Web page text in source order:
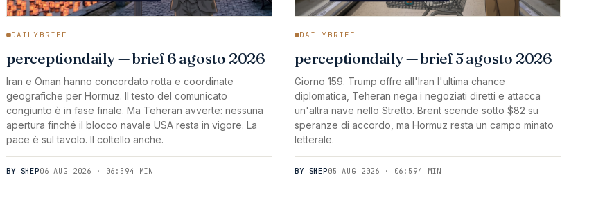
DAILYBRIEF
perceptiondaily — brief 6 agosto 2026
Iran e Oman hanno concordato rotta e coordinate
geografiche per Hormuz. Il testo del comunicato
congiunto è in fase finale. Ma Teheran avverte: nessuna
apertura finché il blocco navale USA resta in vigore. La
pace è sul tavolo. Il coltello anche.
BY SHEP06 AUG 2026 · 06:594 MIN
DAILYBRIEF
perceptiondaily — brief 5 agosto 2026
Giorno 159. Trump offre all'Iran l'ultima chance
diplomatica, Teheran nega i negoziati diretti e attacca
un'altra nave nello Stretto. Brent scende sotto $82 su
speranze di accordo, ma Hormuz resta un campo minato
letterale.
BY SHEP05 AUG 2026 · 06:594 MIN